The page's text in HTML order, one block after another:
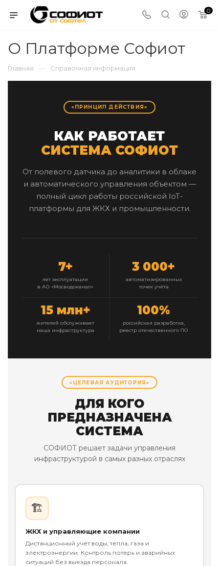
0
О Платформе Софиот
Главная — Справочная информация
«ПРИНЦИП ДЕЙСТВИЯ»
КАК РАБОТАЕТ
СИСТЕМА СОФИОТ
От полевого датчика до аналитики в облаке
и автоматического управления объектом —
полный цикл работы российской IoT-
платформы для ЖКХ и промышленности.
7+
лет эксплуатации
в АО «Мосводоканал»
3 000+
автоматизированных
точек учёта
15 млн+
жителей обслуживает
наша инфраструктура
100%
российская разработка,
реестр отечественного ПО
«ЦЕЛЕВАЯ АУДИТОРИЯ»
ДЛЯ КОГО
ПРЕДНАЗНАЧЕНА
СИСТЕМА
СОФИОТ решает задачи управления
инфраструктурой в самых разных отраслях
🏗️
ЖКХ и управляющие компании
Дистанционный учёт воды, тепла, газа и
электроэнергии. Контроль потерь и аварийных
ситуаций без выезда персонала.